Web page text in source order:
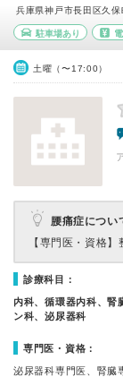
兵庫県神戸市長田区久保
駐車場あり
土曜（〜17:00）
腰痛症につい
【専門医・資格】
診療科目：
内科、循環器内科、腎
ン科、泌尿器科
専門医・資格：
泌尿器科専門医、腎臓